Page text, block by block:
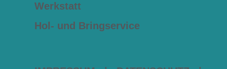
Werkstatt
Hol- und Bringservice